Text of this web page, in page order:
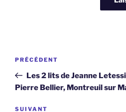
Navigation
l’article
Article
précédent
PRÉCÉDENT
Les 2 lits de Jeanne
Pierre Bellier, Montreuil sur
Article
SUIVANT